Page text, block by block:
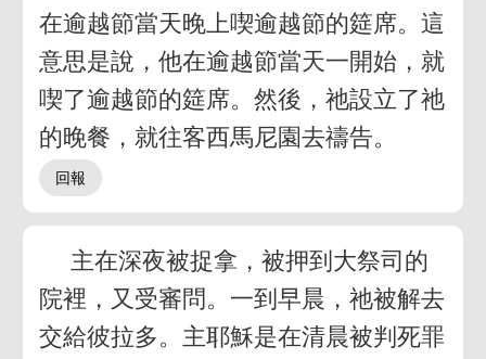
在逾越節當天晚上喫逾越節的筵席。這
意思是說，他在逾越節當天一開始，就
喫了逾越節的筵席。然後，祂設立了祂
的晚餐，就往客西馬尼園去禱告。
主在深夜被捉拿，被押到大祭司的
院裡，又受審問。一到早晨，祂被解去
交給彼拉多。主耶穌是在清晨被判死罪